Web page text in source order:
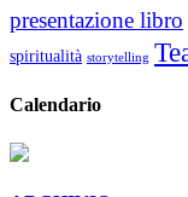
presentazione libro
spiritualità storytelling
Calendario